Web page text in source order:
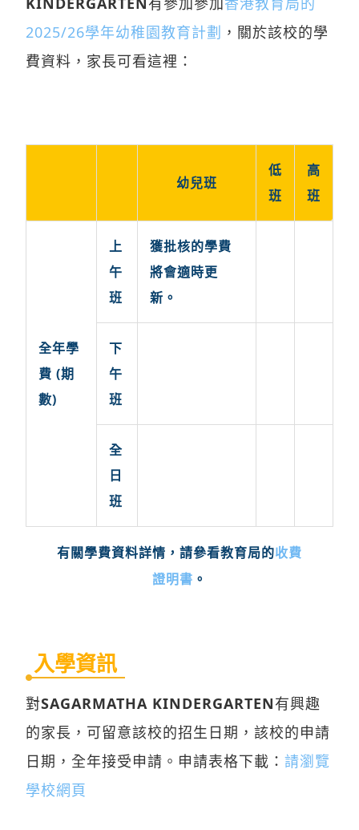
2025/26學年幼稚園教育計劃 ，關於該校的學
費資料，家長可看這裡：
幼兒班
低
班
高
班
全年學
費 (期
數)
上
午
班
獲批核的學費
將會適時更
新。
下
午
班
全
日
班
有關學費資料詳情，請參看教育局的收費
證明書 。
入學資訊
對SAGARMATHA KINDERGARTEN有興趣
的家長，可留意該校的招生日期，該校的申請
日期，全年接受申請。申請表格下載： 請瀏覽
學校網頁